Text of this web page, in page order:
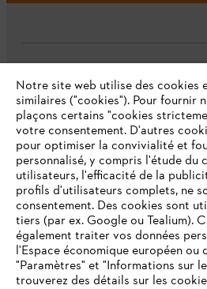
L'Entreprise
Questions fréquentes
Service
VOTRE NAVIGATEUR
Notre site web utilise des cookies
similaires ("cookies"). Pour fournir
plaçons certains "cookies
votre consentement. D'autres
pour optimiser la convivialité et
personnalisé, y compris l'étude du
utilisateurs, l'efficacité de la
profils d'utilisateurs complets, ne
consentement. Des cookies sont
tiers (par ex. Google ou Tealium).
également traiter vos données
l'Espace économique européen ou
"Paramètres" et "Informations sur
trouverez des détails sur les